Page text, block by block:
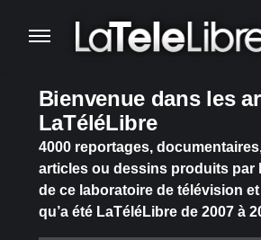
Bienvenue dans les
LaTéléLibre
4000 reportages,
articles ou dessins produits par
de ce laboratoire de télévision
qu’a été LaTéléLibre de 2007 à